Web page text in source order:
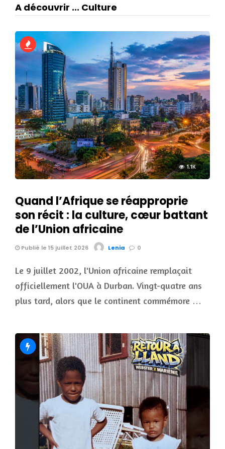
A découvrir ... Culture
1.1K
Quand l’Afrique se réapproprie
son récit : la culture, cœur battant
de l’Union africaine
Publié le 15 juillet 2026 Lenia 0
Le 9 juillet 2002, l'Union africaine remplaçait
officiellement l'OUA à Durban. Vingt-quatre ans
plus tard, alors que le continent commémore …